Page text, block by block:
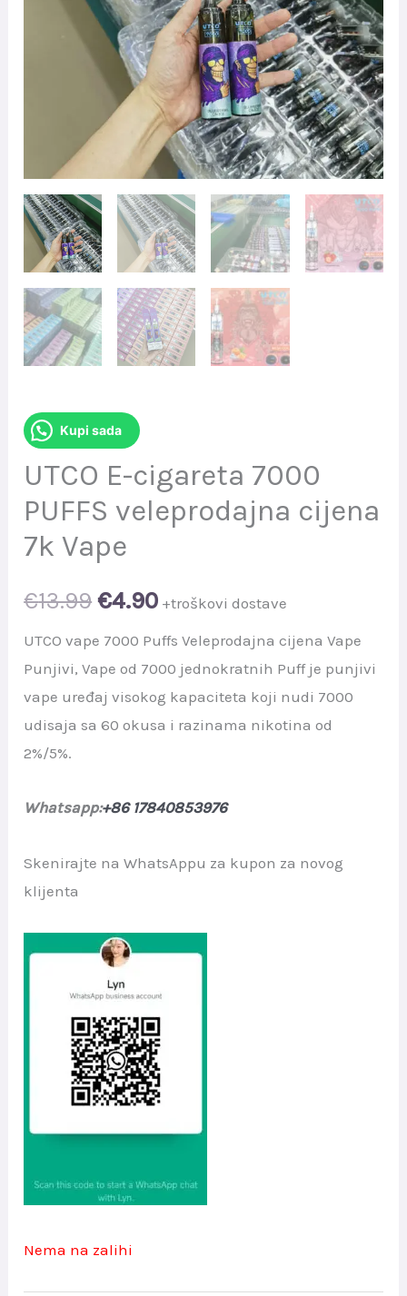
Kupi sada
UTCO E-cigareta 7000
PUFFS veleprodajna cijena
7k Vape
€13.99 Original
price
was:
€13.99.
€4.90Current
price
is:
€4.90.
+troškovi dostave
UTCO vape 7000 Puffs Veleprodajna cijena Vape
Punjivi, Vape od 7000 jednokratnih Puff je punjivi
vape uređaj visokog kapaciteta koji nudi 7000
udisaja sa 60 okusa i razinama nikotina od
2%/5%.
Whatsapp:+86 17840853976
Skenirajte na WhatsAppu za kupon za novog
klijenta
Nema na zalihi